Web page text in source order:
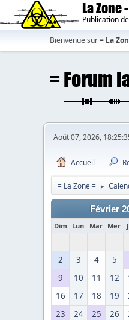
La Zone
Publication
Bienvenue sur= La
Août 07, 2026,
Accueil
= La Zone = ►
Février
Dim Lun Mar Mer
2
3 4 5
9
10 11 12
16
17 18 19
23
24 25 26